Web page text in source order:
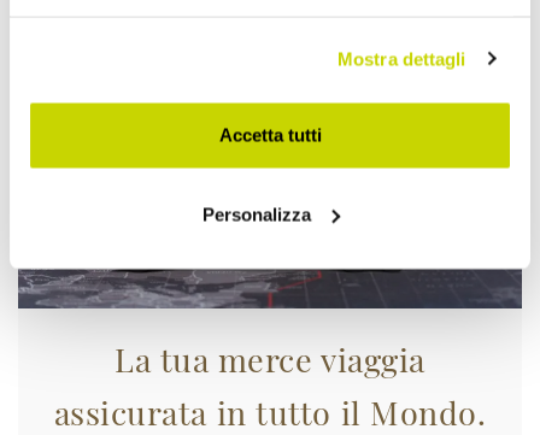
Mostra dettagli
Accetta tutti
Personalizza
La tua merce viaggia
assicurata in tutto il Mondo.